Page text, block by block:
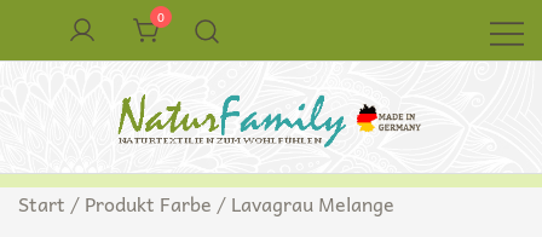
0
NaturFamily Shop – Naturtextilien für
Babys, Kinder und ganze Familie
Naturkleidung aus Wolle und Seide
Start / Produkt Farbe / Lavagrau Melange